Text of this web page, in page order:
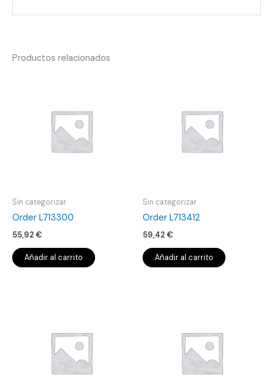
Productos relacionados
Sin categorizar
Order L713300
55,92 €
Añadir al carrito
Sin categorizar
Order L713412
59,42 €
Añadir al carrito